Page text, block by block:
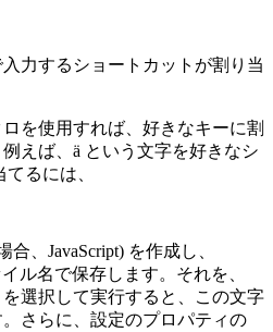
力するショートカットが割り当
を使用すれば、好きなキーに割
えば、ä という文字を好きなシ
るには、
、JavaScript) を作成し、
ル名で保存します。それを、
選択して実行すると、この文字
さらに、設定のプロパティの